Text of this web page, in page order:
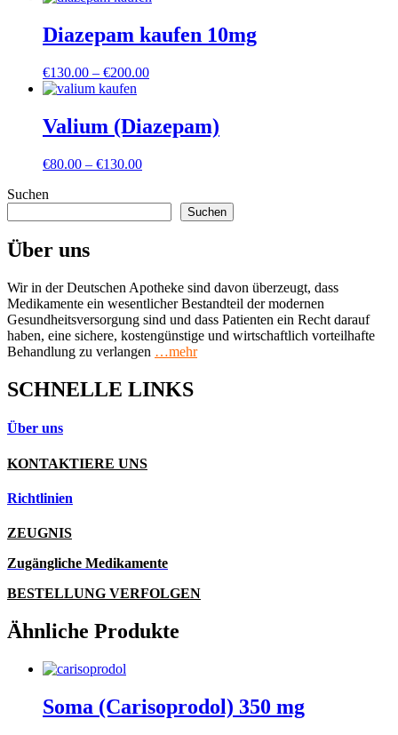
Diazepam kaufen 10mg
€130.00 – €200.00Preisspanne:
Valium (Diazepam)
€80.00 – €130.00Preisspanne:
Suchen
Suchen
Über uns
Wir in der Deutschen Apotheke sind davon überzeugt, dass
Medikamente ein wesentlicher Bestandteil der modernen
Gesundheitsversorgung sind und dass Patienten ein Recht darauf
haben, eine sichere, kostengünstige und wirtschaftlich vorteilhafte
Behandlung zu verlangen …mehr
SCHNELLE LINKS
Über uns
KONTAKTIERE UNS
Richtlinien
ZEUGNIS
Zugängliche Medikamente
BESTELLUNG VERFOLGEN
Ähnliche Produkte
Soma (Carisoprodol) 350 mg